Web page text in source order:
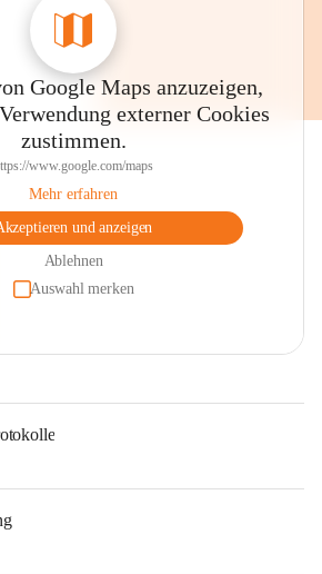
Google Maps anzuzeigen,
externer Cookies
zustimmen.
www.google.com/maps
Mehr erfahren
und anzeigen
Ablehnen
Auswahl merken